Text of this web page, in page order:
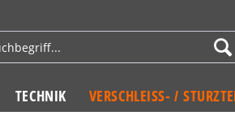
TECHNIK VERSCHLEISS- /